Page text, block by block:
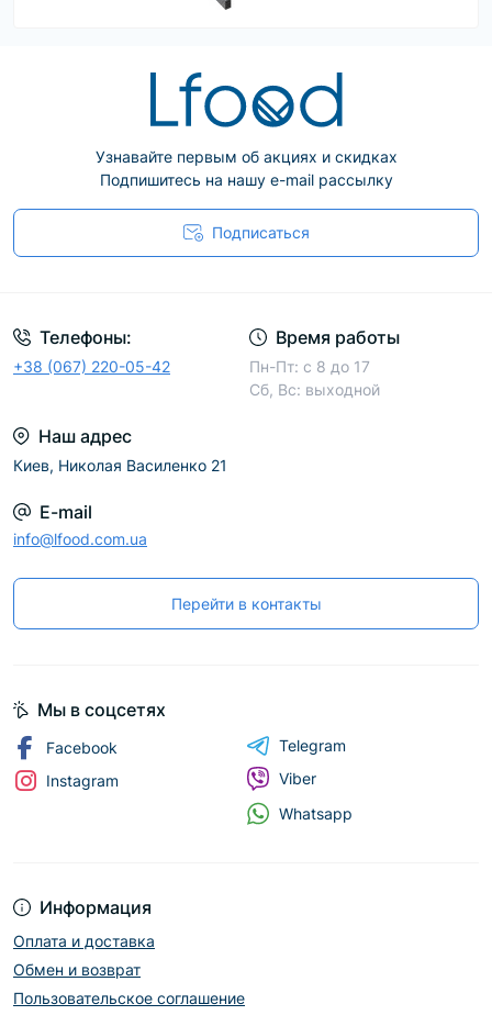
Узнавайте первым об акциях и скидках
Подпишитесь на нашу e-mail рассылку
Подписаться
Телефоны:
+38 (067) 220-05-42
Время работы
Пн-Пт: с 8 до 17
Сб, Вс: выходной
Наш адрес
Киев, Николая Василенко 21
E-mail
info@lfood.com.ua
Перейти в контакты
Информация
Оплата и доставка
Обмен и возврат
Пользовательское соглашение
Мы в соцсетях
Facebook
Instagram
Telegram
Viber
Whatsapp